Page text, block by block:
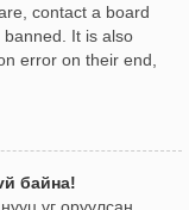
contact a board
banned. It is also
error on their end,
байна!
үг оруулсан